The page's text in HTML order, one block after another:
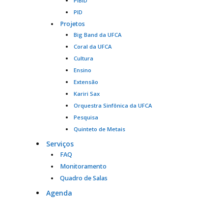
PID
Projetos
Big Band da UFCA
Coral da UFCA
Cultura
Ensino
Extensão
Kariri Sax
Orquestra Sinfônica da UFCA
Pesquisa
Quinteto de Metais
Serviços
FAQ
Monitoramento
Quadro de Salas
Agenda